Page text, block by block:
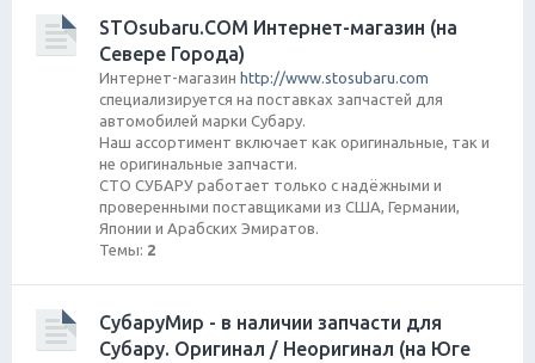
STOsubaru.COM Интернет-магазин (на
Севере Города)
Интернет-магазин http://www.stosubaru.com
специализируется на поставках запчастей для
автомобилей марки Субару.
Наш ассортимент включает как оригинальные, так и
не оригинальные запчасти.
СТО СУБАРУ работает только с надёжными и
проверенными поставщиками из США, Германии,
Японии и Арабских Эмиратов.
Темы: 2
СубаруМир - в наличии запчасти для
Субару. Оригинал / Неоригинал (на Юге